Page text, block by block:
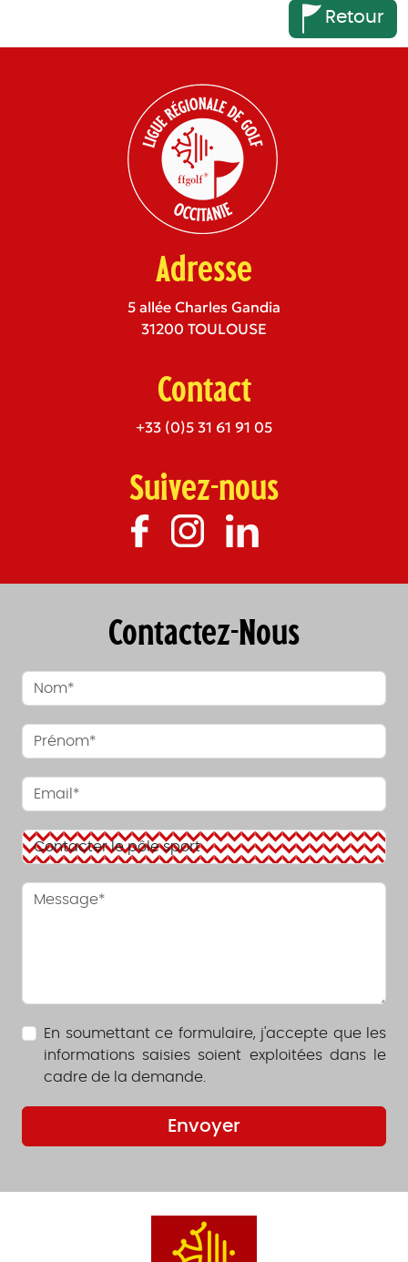
Retour
Adresse
5 allée Charles Gandia
31200 TOULOUSE
Contact
+33 (0)5 31 61 91 05
Suivez-nous
Contactez-Nous
En soumettant ce formulaire, j'accepte que les
informations saisies soient exploitées dans le
cadre de la demande.